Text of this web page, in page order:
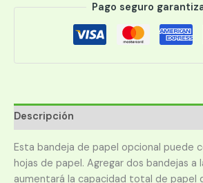
Pago seguro
Descripción
Esta bandeja de papel opcional puede
hojas de papel. Agregar dos bandejas a
aumentará la capacidad total de papel